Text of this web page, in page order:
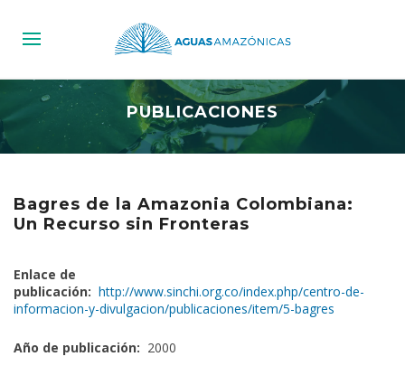
PUBLICACIONES
Bagres de la Amazonia Colombiana:
Un Recurso sin Fronteras
Enlace de
publicación: http://www.sinchi.org.co/index.php/centro-de-
informacion-y-divulgacion/publicaciones/item/5-bagres
Año de publicación: 2000